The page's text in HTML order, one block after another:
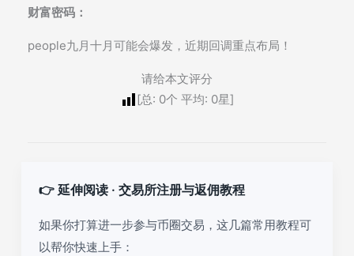
财富密码：
people九月十月可能会爆发，近期回调重点布局！
请给本文评分
[总: 0个 平均: 0星]
👉 延伸阅读 · 交易所注册与返佣教程
如果你打算进一步参与币圈交易，这几篇常用教程可
以帮你快速上手：